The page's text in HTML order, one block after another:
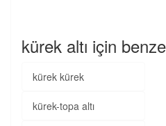
kürek altı için
kürek kürek
kürek-topa altı